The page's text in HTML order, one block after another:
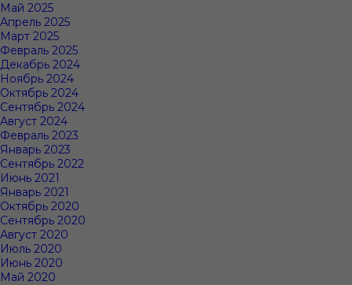
Май 2025
Апрель 2025
Март 2025
Февраль 2025
Декабрь 2024
Ноябрь 2024
Октябрь 2024
Сентябрь 2024
Август 2024
Февраль 2023
Январь 2023
Сентябрь 2022
Июнь 2021
Январь 2021
Октябрь 2020
Сентябрь 2020
Август 2020
Июль 2020
Июнь 2020
Май 2020